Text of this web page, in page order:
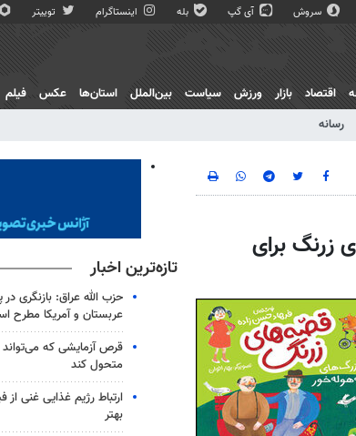
سروش آی گپ بله اینستاگرام توییتر
رسانه
اقتصاد بازار ورزش سیاست بین‌الملل استان‌ها عکس فیلم
برای
تازه‌ترین اخبار
حزب الله عراق: بازنگری
عربستان و آمریکا مطرح
متحول کند
ارتباط رژیم غذایی غنی از
بهتر